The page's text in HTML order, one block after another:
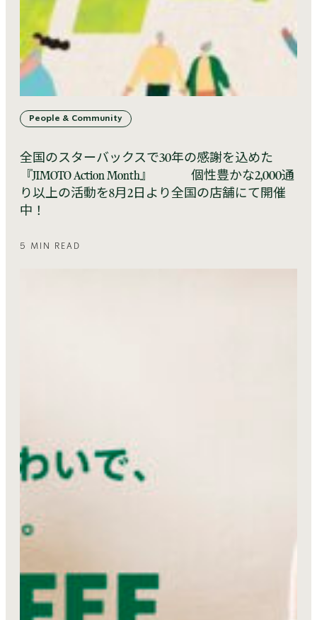
People & Community
全国のスターバックスで30年の感謝を込めた
『JIMOTO Action Month』 個性豊かな2,000通
り以上の活動を8月2日より全国の店舗にて開催
中！
5 MIN READ